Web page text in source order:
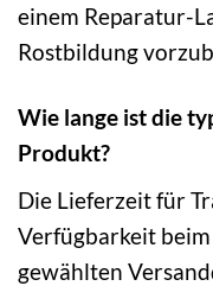
einem Reparatur-
Rostbildung
Wie lange ist die
Produkt?
Die Lieferzeit für
Verfügbarkeit
gewählten